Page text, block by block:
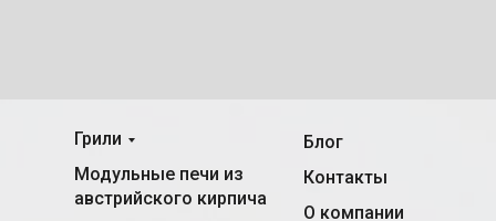
Модульные печи из
австрийского кирпича
Контакты
Блог
О компании
Грили